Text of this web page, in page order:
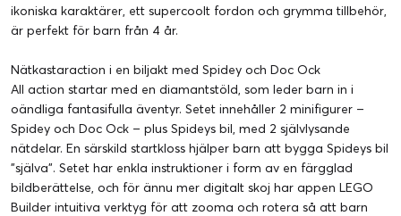
ikoniska karaktärer, ett supercoolt fordon och grymma tillbehör,
är perfekt för barn från 4 år.
Nätkastaraction i en biljakt med Spidey och Doc Ock
All action startar med en diamantstöld, som leder barn in i
oändliga fantasifulla äventyr. Setet innehåller 2 minifigurer –
Spidey och Doc Ock – plus Spideys bil, med 2 självlysande
nätdelar. En särskild startkloss hjälper barn att bygga Spideys bil
”själva”. Setet har enkla instruktioner i form av en färgglad
bildberättelse, och för ännu mer digitalt skoj har appen LEGO
Builder intuitiva verktyg för att zooma och rotera så att barn